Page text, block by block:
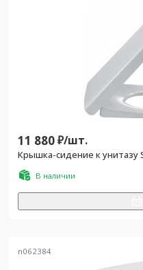
11 880₽/шт.
Крышка-сидение к унитазу
В наличии
n062384